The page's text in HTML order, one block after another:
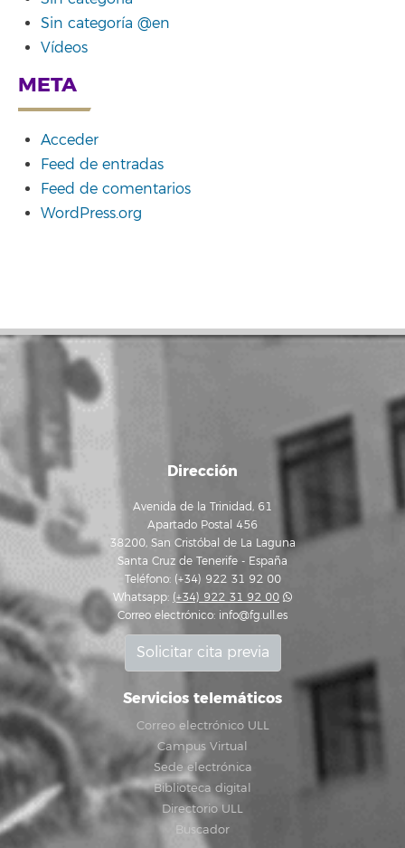
Sin categoría @en
Vídeos
META
Acceder
Feed de entradas
Feed de comentarios
WordPress.org
Dirección
Avenida de la Trinidad, 61
Apartado Postal 456
38200, San Cristóbal de La Laguna
Santa Cruz de Tenerife - España
Teléfono: (+34) 922 31 92 00
Whatsapp: (+34) 922 31 92 00
Correo electrónico: info@fg.ull.es
Solicitar cita previa
Servicios telemáticos
Correo electrónico ULL
Campus Virtual
Sede electrónica
Biblioteca digital
Directorio ULL
Buscador